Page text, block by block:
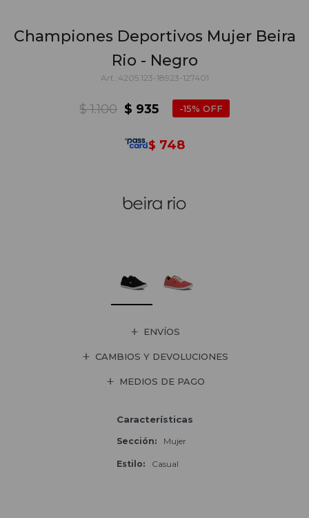
Championes Deportivos Mujer Beira
Rio - Negro
4205.123-18923-127401
$ 935
$ 1.100 15
$ 748
ENVÍOS
CAMBIOS Y DEVOLUCIONES
MEDIOS DE PAGO
Características
Sección Mujer
Estilo Casual